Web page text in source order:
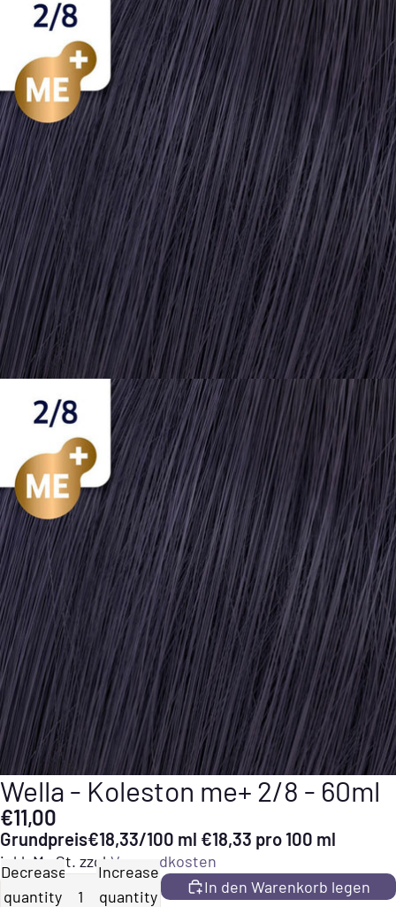
Wella - Koleston me+ 2/8 - 60ml
€11,00
Grundpreis€18,33/100 ml €18,33 pro 100 ml
inkl. MwSt. zzgl. Versandkosten
Decrease
quantity
Increase
quantity
In den Warenkorb legen